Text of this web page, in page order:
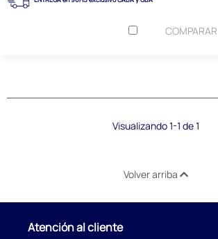
COMPARAR
Visualizando 1-1 de 1
Volver arriba
Atención al cliente